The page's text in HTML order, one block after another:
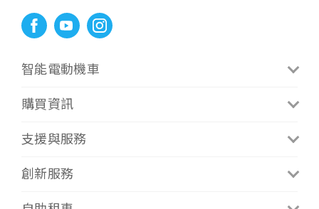
智能電動機車
CoolOne
i-One Air
i-One
S6 Rex
S7R Techno
MiG 9
購買資訊
門市資訊
補助試算
支援與服務
最新消息
創新服務
換電服務